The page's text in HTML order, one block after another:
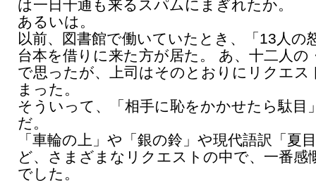
は一日千通も来るスパムにまぎれたか。
あるいは。
以前、図書館で働いていたとき、「13人の
台本を借りに来た方が居た。 あ、十二人の
で思ったが、上司はそのとおりにリクエス
まった。
そういって、「相手に恥をかかせたら駄目
だ。
「車輪の上」や「銀の鈴」や現代語訳「夏
ど、さまざまなリクエストの中で、一番感
でした。